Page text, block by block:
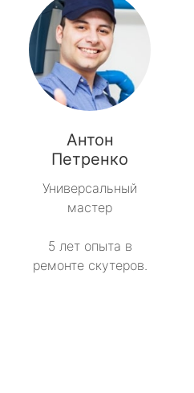
Антон
Петренко
Универсальный
мастер
5 лет опыта в
ремонте скутеров.